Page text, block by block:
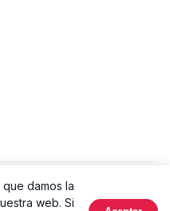
derechos reservados.
damos la
web. Si